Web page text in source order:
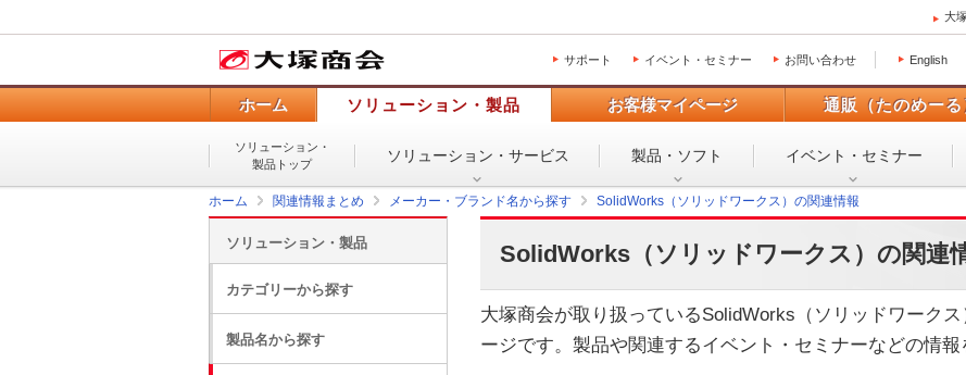
大
サポート イベント・セミナー お問い合わせ English
ホーム ソリューション・製品 お客様マイページ 通販（たのめーる
ソリューション・
製品トップ
ソリューション・ サービス 製品・ソフト イベント・ セミナー
ホーム 関連情報まとめ メーカー・ブランド名から探す SolidWorks（ソリッドワークス）の関連情報
SolidWorks（ソリッドワークス）の関連
大塚商会が取り扱っているSolidWorks（ソリッドワーク
ージです。製品や関連するイベント・セミナーなどの情報
ソリューション・製品
カテゴリーから探す
製品名から探す